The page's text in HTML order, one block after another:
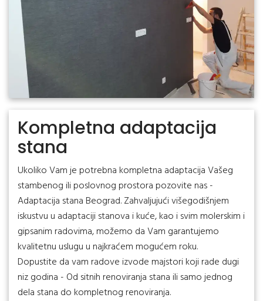
Kompletna adaptacija
stana
Ukoliko Vam je potrebna kompletna adaptacija Vašeg
stambenog ili poslovnog prostora pozovite nas -
Adaptacija stana Beograd. Zahvaljujući višegodišnjem
iskustvu u adaptaciji stanova i kuće, kao i svim molerskim i
gipsanim radovima, možemo da Vam garantujemo
kvalitetnu uslugu u najkraćem mogućem roku.
Dopustite da vam radove izvode majstori koji rade dugi
niz godina - Od sitnih renoviranja stana ili samo jednog
dela stana do kompletnog renoviranja.